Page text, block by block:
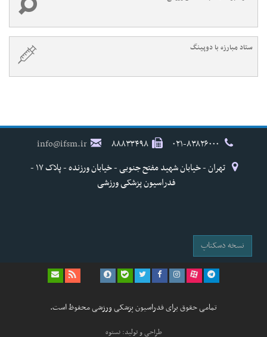
ستاد مبارزه با دوپینگ
۸۸۸۳۳۴۹۸
info@ifsm.ir
تهران - خیابان شهید مفتح جنوبی - خیابان ورزنده - پلاک ۱۷ -
فدراسیون پزشکی ورزشی
نسخه دسکتاپ
تمامی حقوق برای فدراسیون پزشکی ورزشی محفوظ است.
طراحی و تولید: نستوه